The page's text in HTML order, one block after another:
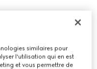
similaires pour
l'utilisation qui en est
et vous permettre de